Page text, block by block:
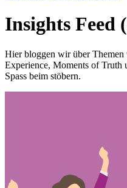
Insights Feed
Hier bloggen wir über
Experience, Moments of Truth
Spass beim stöbern.